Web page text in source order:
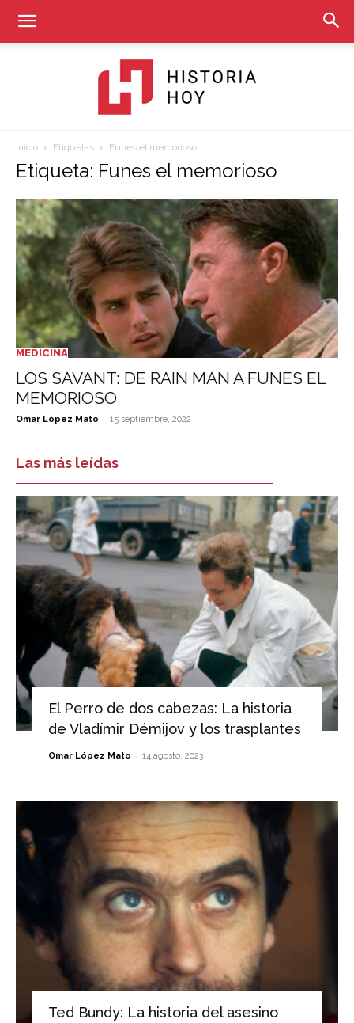
Historia
Hoy
Inicio Etiquetas Funes el memorioso
Etiqueta: Funes el memorioso
MEDICINA
LOS SAVANT: DE RAIN MAN A FUNES EL
MEMORIOSO
Omar López Mato - 15 septiembre, 2022
Las más leídas
El Perro de dos cabezas: La historia
de Vladímir Démijov y los trasplantes
Omar López Mato - 14 agosto, 2023
Ted Bundy: La historia del asesino